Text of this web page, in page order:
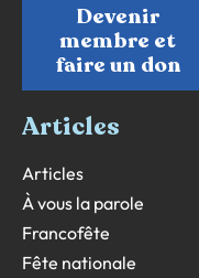
Devenir
membre et
faire un don
Articles
Articles
À vous la parole
Francofête
Fête nationale